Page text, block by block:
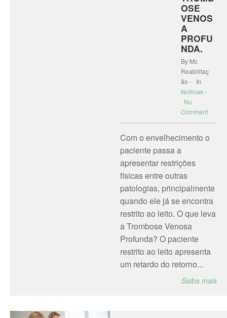
OSE
VENOS
A
PROFU
NDA.
By Mc
Reabilitaç
ão - In
Notícias-
No
Comment
Com o envelhecimento o
paciente passa a
apresentar restrições
físicas entre outras
patologias, principalmente
quando ele já se encontra
restrito ao leito. O que leva
a Trombose Venosa
Profunda? O paciente
restrito ao leito apresenta
um retardo do retorno...
Saiba mais